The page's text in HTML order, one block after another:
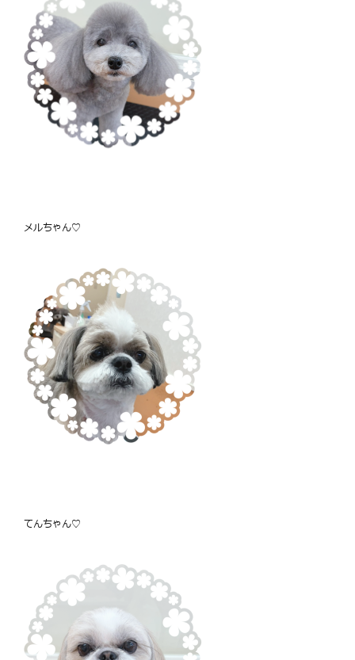
メルちゃん♡
てんちゃん♡